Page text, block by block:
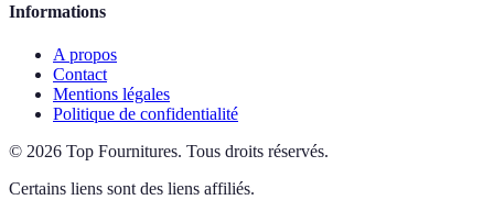
Informations
A propos
Contact
Mentions légales
Politique de confidentialité
© 2026 Top Fournitures. Tous droits réservés.
Certains liens sont des liens affiliés.